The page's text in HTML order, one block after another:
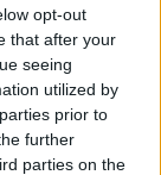
opt-out
that after your
seeing
utilized by
prior to
further
parties on the